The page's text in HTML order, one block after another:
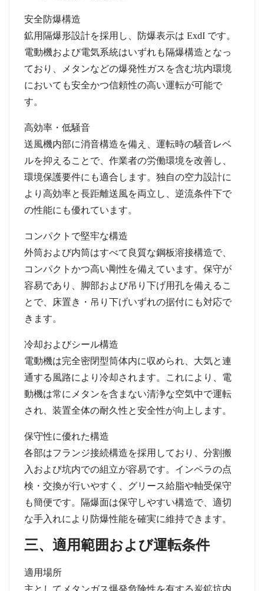
安全防爆構造
鉱用隔爆形設計を採用し、防爆表示は ExdI です。
電動機および電気系統はいずれも隔爆構造となっ
ており、メタンなどの爆発性ガスを含む坑内環境
においても安全かつ信頼性の高い運転が可能で
す。
高効率 ・ 低騒音
送風機内部に消音構造を備え、運転時の騒音レベ
ルを抑えることで、作業者の労働環境を改善し、
環境保護要件にも適合します。独自の空力設計に
より高効率と長距離送風を両立し、逆流条件下で
の性能にも優れています。
コンパクトで堅牢な構造
外筒および内筒はすべて良質な鋼板溶接構造で、
コンパクトかつ高い剛性を備えています。保守が
容易であり、脚部および吊り下げ用孔を備えるこ
とで、床置き ・ 吊り下げいずれの据付にも対応で
きます。
冷却およびシール構造
電動機は完全密閉型筒体内に収められ、大気と連
通する風路により冷却されます。これにより、電
動機は常にメタンを含まない清浄な空気中で運転
され、装置全体の耐久性と安全性が向上します。
保守性に優れた構造
各部はフランジ接続構造を採用しており、分割搬
入および坑内での組立が容易です。インペラの点
検 ・ 交換が行いやすく、グリース給脂や軸受保守
も簡便です。隔爆面は保守しやすい構造で、適切
な手入れにより防爆性能を確実に維持できます。
三、適用範囲および運転条件
適用場所
主としてメタンガス爆発危険性を有する炭鉱坑内